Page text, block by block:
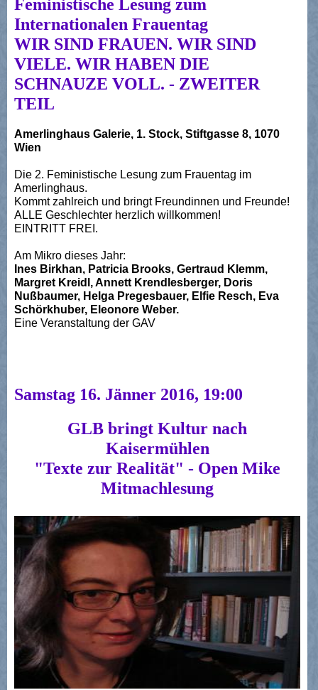
Feministische Lesung zum
Internationalen Frauentag
WIR SIND FRAUEN. WIR SIND
VIELE. WIR HABEN DIE
SCHNAUZE VOLL. - ZWEITER
TEIL
Amerlinghaus Galerie, 1. Stock, Stiftgasse 8, 1070
Wien
Die 2. Feministische Lesung zum Frauentag im
Amerlinghaus.
Kommt zahlreich und bringt Freundinnen und Freunde!
ALLE Ge­schlech­ter herzlich willkommen!
EINTRITT FREI.
Am Mikro dieses Jahr:
Ines Birkhan, Patricia Brooks, Gertraud Klemm,
Margret Kreidl, Annett Krendlesberger, Doris
Nußbaumer, Helga Pregesbauer, Elfie Resch, Eva
Schörkhuber, Eleonore Weber.
Eine Veranstaltung der GAV
Samstag 16. Jänner 2016, 19:00
GLB bringt Kultur nach
Kaisermühlen
"Texte zur Realität" - Open Mike
Mitmachlesung